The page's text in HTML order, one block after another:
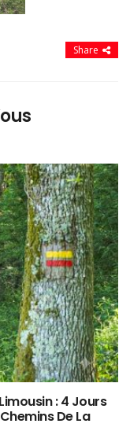
Share
: 4 Jours
De La